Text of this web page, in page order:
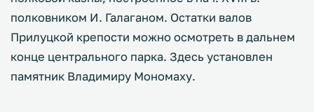
полковником И. Галаганом. Остатки валов
Прилуцкой крепости можно осмотреть в дальнем
конце центрального парка. Здесь установлен
памятник Владимиру Мономаху.